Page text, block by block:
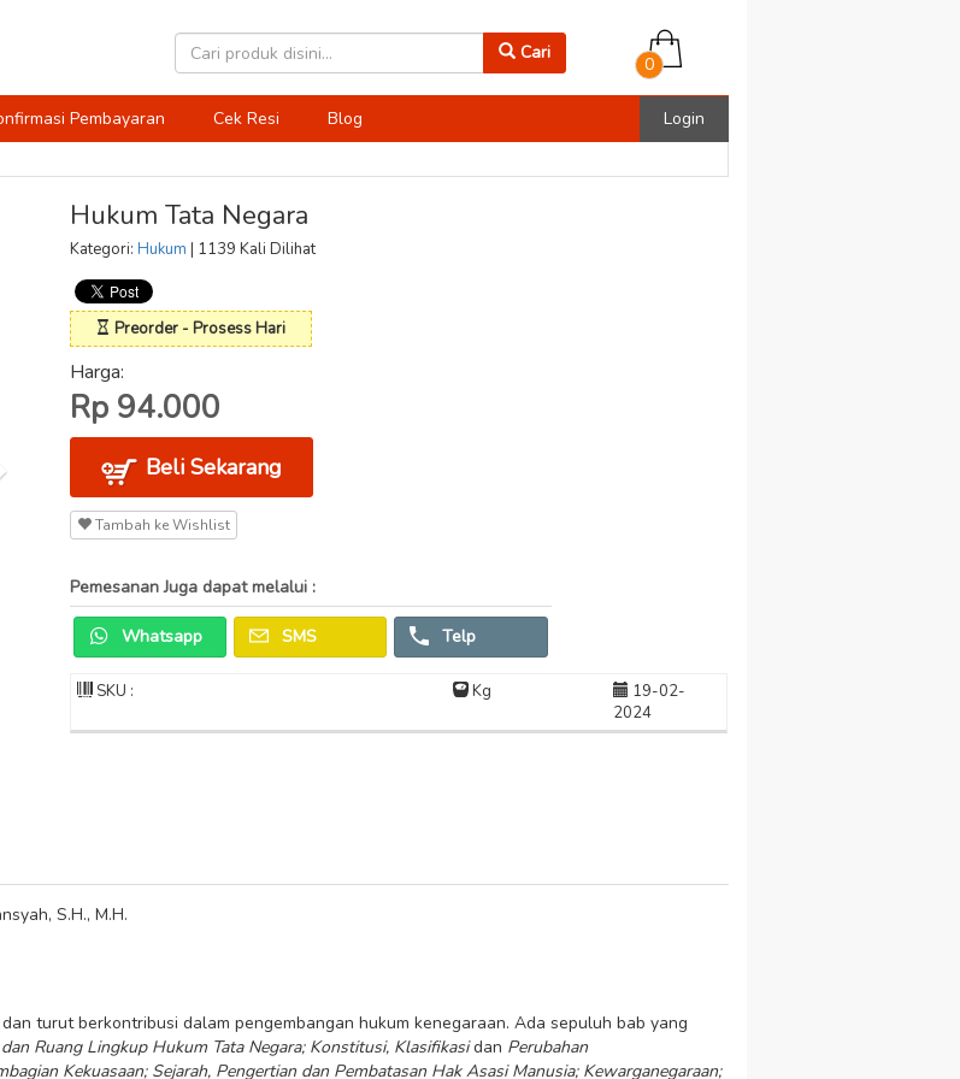
Cari
0
Pembayaran Cek Resi Blog Login
Hukum Tata Negara
Kategori: Hukum | 1139 Kali Dilihat
Preorder - Prosess Hari
Harga:
Rp 94.000
Beli Sekarang
Tambah ke Wishlist
Pemesanan Juga dapat melalui :
Whatsapp SMS Telp
SKU : Kg
19-02-
2024
S.H., M.H.
turut berkontribusi dalam pengembangan hukum kenegaraan. Ada sepuluh bab yang
Ruang Lingkup Hukum Tata Negara; Konstitusi, Klasifikasidan Perubahan
Kekuasaan; Sejarah, Pengertian dan Pembatasan Hak Asasi Manusia; Kewarganegaraan;